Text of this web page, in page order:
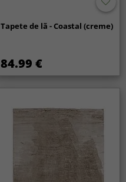
Tapete de lã - Coastal (creme)
84.99 €